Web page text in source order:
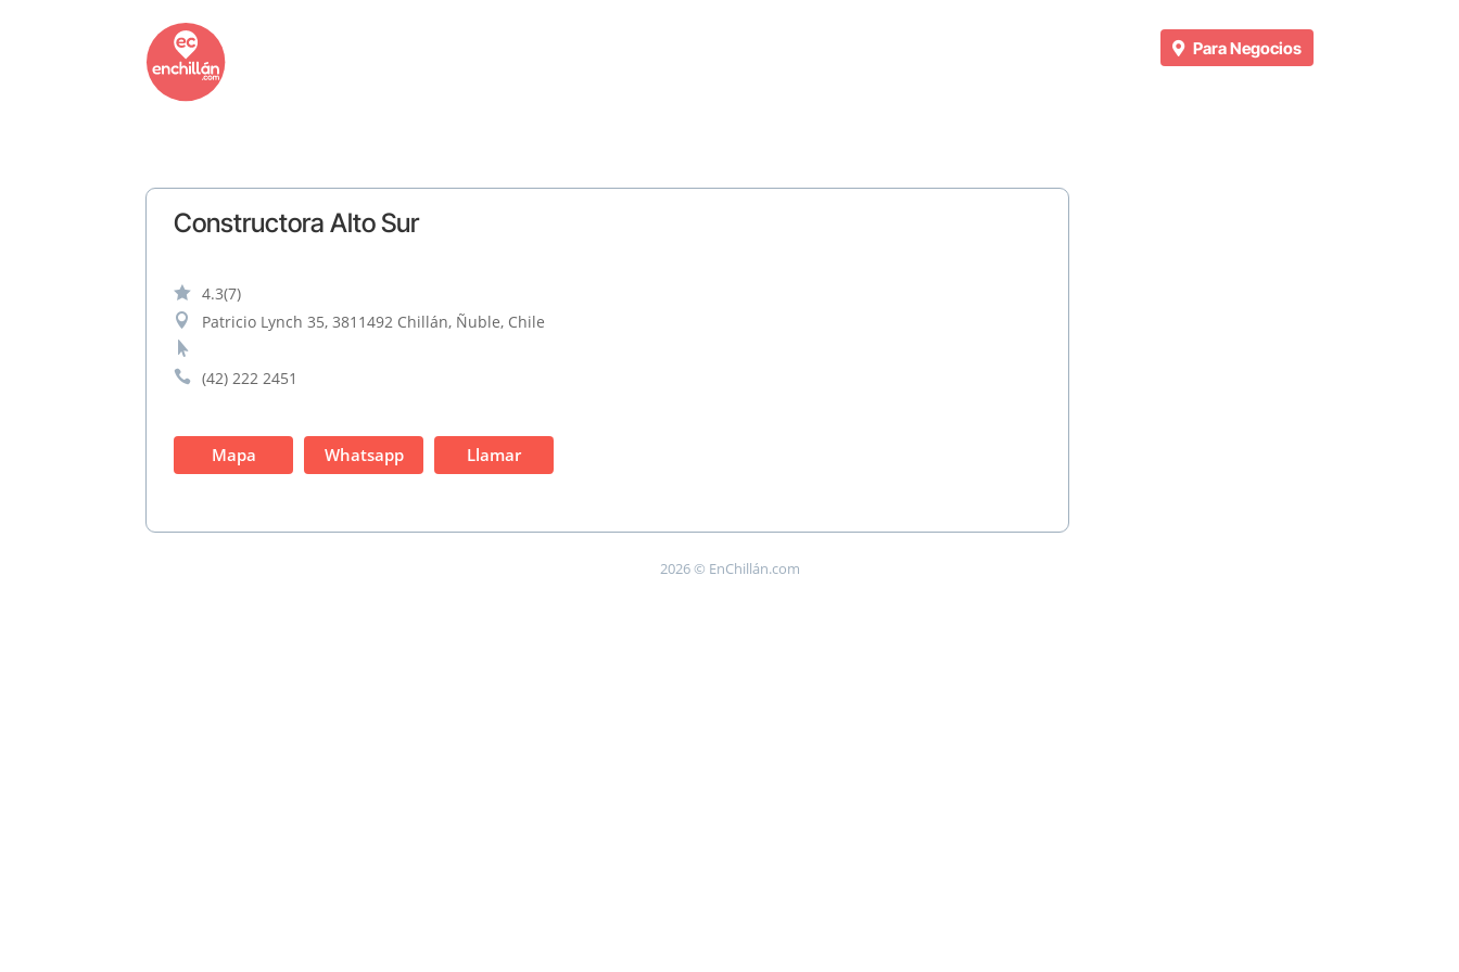
Para Negocios
Constructora Alto Sur
 4.3(7)
 Patricio Lynch 35, 3811492 Chillán, Ñuble, Chile


(42) 222 2451
Mapa Whatsapp Llamar
2026 © EnChillán.com